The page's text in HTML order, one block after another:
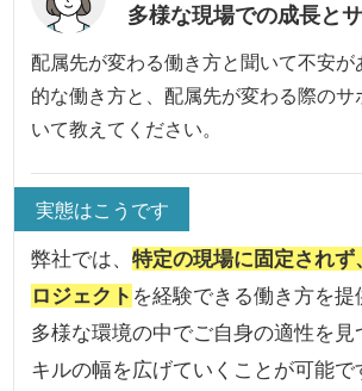
多様な現場での成長と
配属先が変わる働き方と聞いて不安が
的な働き方と、配属先が変わる際のサ
いて教えてください。
実態はこうです
弊社では、特定の現場に固定され
ロジェクト を経験できる働き方を提
多様な環境の中でご自身の適性を見
キルの幅を広げていくことが可能で